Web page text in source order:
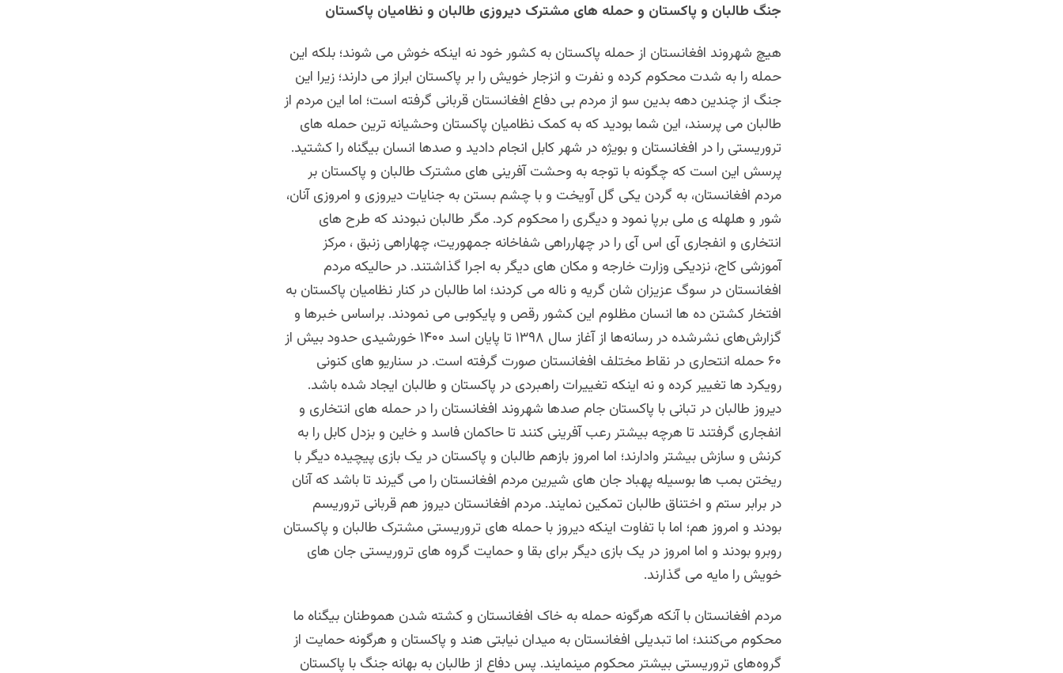
جنگ طالبان و پاکستان و حمله های مشترک دیروزی طالبان و نظامیان پاکستان
هیچ شهروند افغانستان از حمله پاکستان به کشور خود نه اینکه خوش می شوند؛ بلکه این
حمله را به شدت محکوم کرده و نفرت و انزجار خویش را بر پاکستان ابراز می دارند؛ زیرا این
جنگ از چندین دهه بدین سو از مردم بی دفاع افغانستان قربانی گرفته است؛ اما این مردم از
طالبان می پرسند، این شما بودید که به کمک نظامیان پاکستان وحشیانه ترین حمله های
تروریستی را در افغانستان و بویژه در شهر کابل انجام دادید و صدها انسان بیگناه را کشتید.
پرسش این است که چگونه با توجه به وحشت آفرینی های مشترک طالبان و پاکستان بر
مردم افغانستان، به گردن یکی گل آویخت و با چشم بستن به جنایات دیروزی و امروزی آنان،
شور و هلهله ی ملی برپا نمود و دیگری را محکوم کرد. مگر طالبان نبودند که طرح های
انتخاری و انفجاری آی اس آی را در چهارراهی شفاخانه جمهوریت، چهاراهی زنبق ، مرکز
آموزشی کاج، نزدیکی وزارت خارجه و مکان های دیگر به اجرا گذاشتند. در حالیکه مردم
افغانستان در سوگ عزیزان شان گریه و ناله می کردند؛ اما طالبان در کنار نظامیان پاکستان به
افتخار کشتن ده ها انسان مظلوم این کشور رقص و پایکوبی می نمودند. بر‌اساس خبرها و
گزارش‌های نشر‌شده در رسانه‌ها از آغاز سال ۱۳۹۸ تا پایان اسد ۱۴۰۰ خورشیدی حدود بیش از
۶۰ حمله انتحاری در نقاط مختلف افغانستان صورت گرفته است. در سناریو های کنونی
رویکرد ها تغییر کرده و نه اینکه تغییرات راهبردی در پاکستان و طالبان ایجاد شده باشد.
دیروز طالبان در تبانی با پاکستان جام صدها شهروند افغانستان را در حمله های انتخاری و
انفجاری گرفتند تا هرچه بیشتر رعب آفرینی کنند تا حاکمان فاسد و خاین و بزدل کابل را به
کرنش و سازش بیشتر وادارند؛ اما امروز بازهم طالبان و پاکستان در یک بازی پیچیده دیگر با
ریختن بمب ها بوسیله پهباد جان های شیرین مردم افغانستان را می گیرند تا باشد که آنان
در برابر ستم و اختناق طالبان تمکین نمایند. مردم افغانستان دیروز هم قربانی تروریسم
بودند و امروز هم؛ اما با تفاوت اینکه دیروز با حمله های تروریستی مشترک طالبان و پاکستان
روبرو بودند و اما امروز در یک بازی دیگر برای بقا و حمایت گروه های تروریستی جان های
خویش را مایه می گذارند.
مردم افغانستان با آنکه هرگونه حمله به خاک افغانستان و کشته شدن هموطنان بیگناه ما
محکوم می‌کنند؛ اما تبدیلی افغانستان به میدان نیابتی هند و پاکستان و هرگونه حمایت از
گروه‌های تروریستی بیشتر محکوم مینمایند. پس دفاع از طالبان به بهانه جنگ با پاکستان